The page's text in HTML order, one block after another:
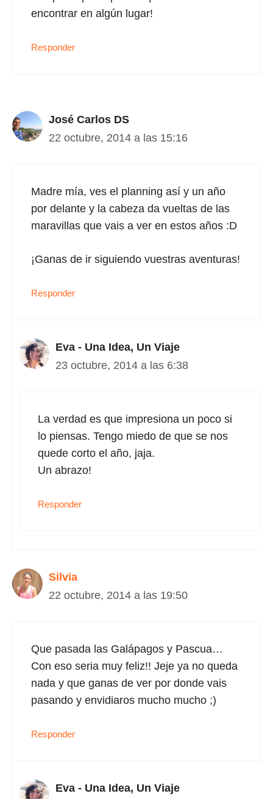
encontrar en algún lugar!
Responder
José Carlos DS
22 octubre, 2014 a las 15:16
Madre mía, ves el planning así y un año
por delante y la cabeza da vueltas de las
maravillas que vais a ver en estos años :D
¡Ganas de ir siguiendo vuestras aventuras!
Responder
Eva - Una Idea, Un Viaje
23 octubre, 2014 a las 6:38
La verdad es que impresiona un poco si
lo piensas. Tengo miedo de que se nos
quede corto el año, jaja.
Un abrazo!
Responder
Silvia
22 octubre, 2014 a las 19:50
Que pasada las Galápagos y Pascua…
Con eso seria muy feliz!! Jeje ya no queda
nada y que ganas de ver por donde vais
pasando y envidiaros mucho mucho ;)
Responder
Eva - Una Idea, Un Viaje